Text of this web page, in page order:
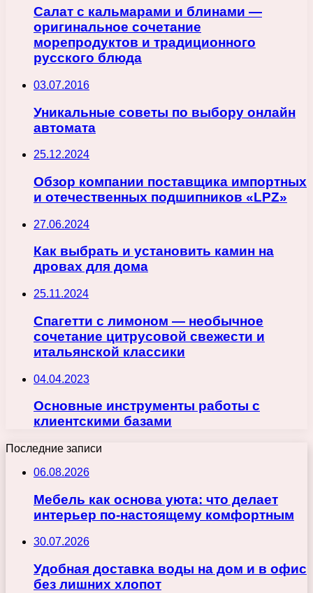
Салат с кальмарами и блинами —
оригинальное сочетание
морепродуктов и традиционного
русского блюда
03.07.2016
Уникальные советы по выбору онлайн
автомата
25.12.2024
Обзор компании поставщика импортных
и отечественных подшипников «LPZ»
27.06.2024
Как выбрать и установить камин на
дровах для дома
25.11.2024
Спагетти с лимоном — необычное
сочетание цитрусовой свежести и
итальянской классики
04.04.2023
Основные инструменты работы с
клиентскими базами
Последние записи
06.08.2026
Мебель как основа уюта: что делает
интерьер по-настоящему комфортным
30.07.2026
Удобная доставка воды на дом и в офис
без лишних хлопот